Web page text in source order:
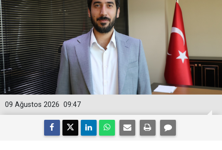
09:47
09 Ağustos 2026